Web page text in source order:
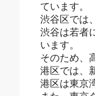
ています。
渋谷区では
渋谷は若者
います。
そのため、
港区では、
港区は東京